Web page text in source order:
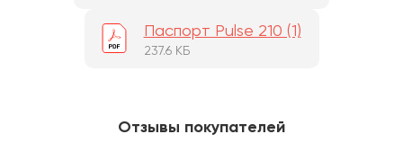
Отзывы покупателей
Паспорт Pulse 210 (1)
237.6 КБ